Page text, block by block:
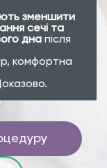
зменшити
сечі та
днапісля
комфортна